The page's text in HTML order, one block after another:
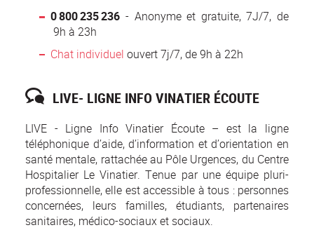
0 800 235 236 - Anonyme et gratuite, 7J/7, de
9h à 23h
Chat individuel ouvert 7j/7, de 9h à 22h
LIVE- LIGNE INFO VINATIER ÉCOUTE
LIVE - Ligne Info Vinatier Écoute – est la ligne
téléphonique d’aide, d’information et d’orientation en
santé mentale, rattachée au Pôle Urgences, du Centre
Hospitalier Le Vinatier. Tenue par une équipe pluri-
professionnelle, elle est accessible à tous : personnes
concernées, leurs familles, étudiants, partenaires
sanitaires, médico-sociaux et sociaux.